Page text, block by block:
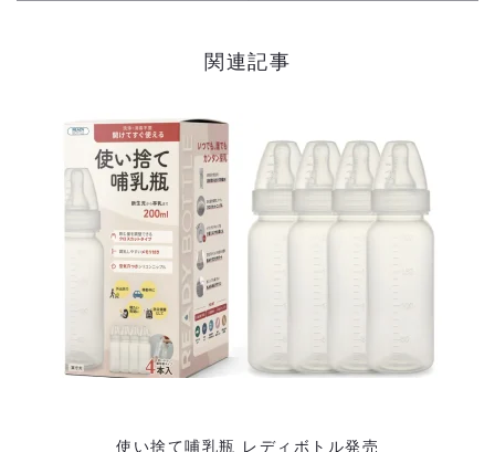
稿
関連記事
使い捨て哺乳瓶 レディボトル発売